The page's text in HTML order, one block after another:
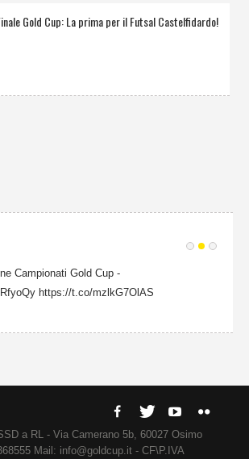
Gold Cup: La prima per il Futsal Castelfidardo!
Campionati Gold Cup -
https://t.co/mzlkG7OlAS
a RL - Via Camerano 5b, 60027 Osimo
Mail: info@goldcup.it - CF\P.IVA